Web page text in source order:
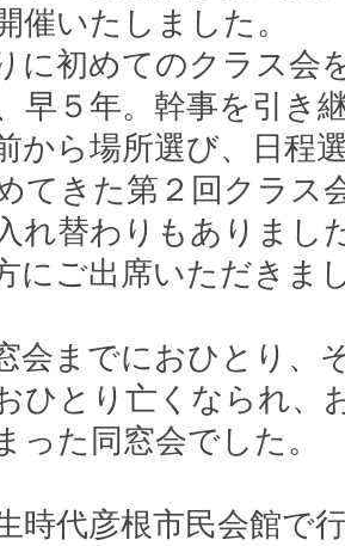
催いたしました。
に初めてのクラス会
早５年。幹事を引き
から場所選び、日程
てきた第２回クラス
れ替わりもありまし
にご出席いただきま
会までにおひとり、
ひとり亡くなられ、
った同窓会でした。
時代彦根市民会館で